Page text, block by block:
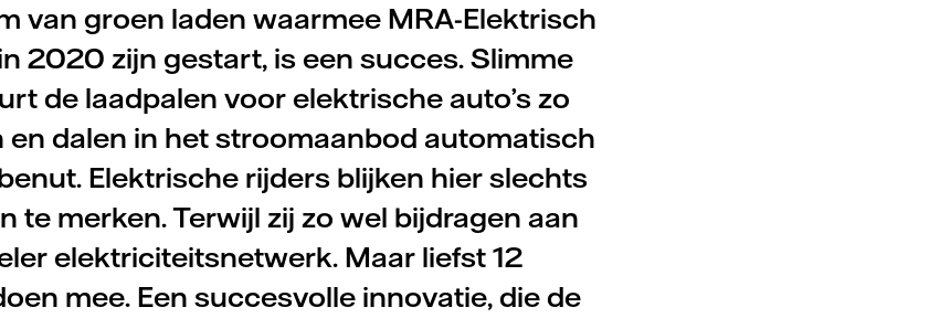
van groen laden waarmee MRA-Elektrisch
2020 zijn gestart, is een succes. Slimme
de laadpalen voor elektrische auto’s zo
en dalen in het stroomaanbod automatisch
Elektrische rijders blijken hier slechts
te merken. Terwijl zij zo wel bijdragen aan
elektriciteitsnetwerk. Maar liefst 12
mee. Een succesvolle innovatie, die de